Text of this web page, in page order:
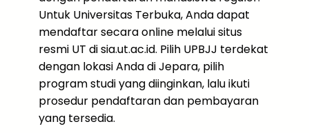
Untuk Universitas Terbuka, Anda dapat
mendaftar secara online melalui situs
resmi UT di sia.ut.ac.id. Pilih UPBJJ terdekat
dengan lokasi Anda di Jepara, pilih
program studi yang diinginkan, lalu ikuti
prosedur pendaftaran dan pembayaran
yang tersedia.